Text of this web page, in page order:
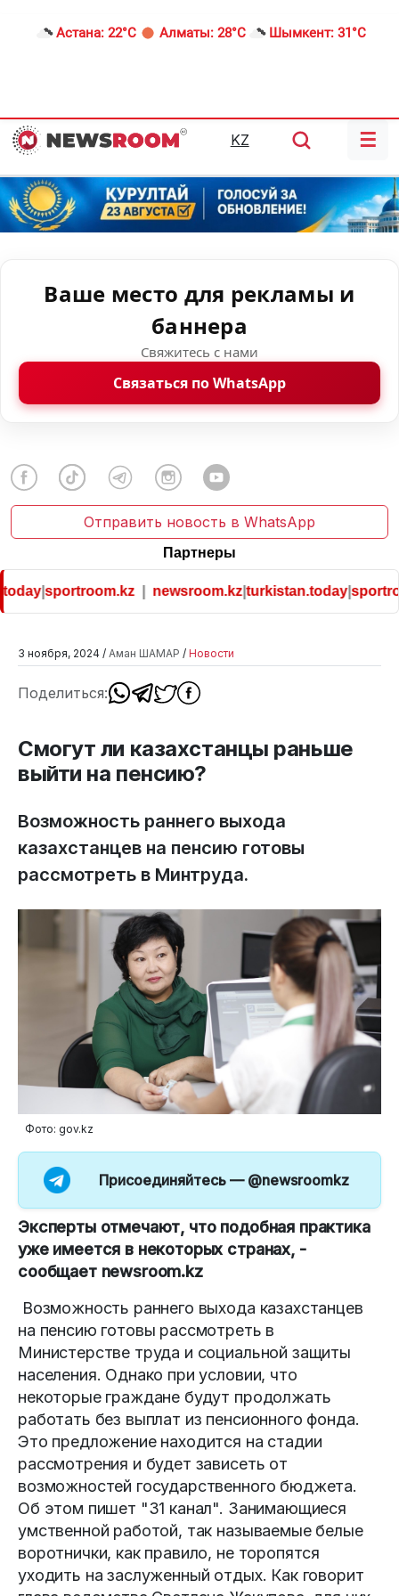
Астана: 22°C Алматы: 28°C Шымкент: 31°C
KZ ☰
Ваше место для рекламы и
баннера
Свяжитесь с нами
Связаться по WhatsApp
Отправить новость в WhatsApp
Партнеры
|sportroom.kz| newsroom.kz|turkistan.today|
3 ноября, 2024 / Аман ШАМАР / Новости
Поделиться:
Смогут ли казахстанцы раньше
выйти на пенсию?
Возможность раннего выхода
казахстанцев на пенсию готовы
рассмотреть в Минтруда.
Фото: gov.kz
Присоединяйтесь — @newsroomkz
Эксперты отмечают, что подобная практика
уже имеется в некоторых странах, -
сообщает newsroom.kz
Возможность раннего выхода казахстанцев
на пенсию готовы рассмотреть в
Министерстве труда и социальной защиты
населения. Однако при условии, что
некоторые граждане будут продолжать
работать без выплат из пенсионного фонда.
Это предложение находится на стадии
рассмотрения и будет зависеть от
возможностей государственного бюджета.
Об этом пишет "31 канал". Занимающиеся
умственной работой, так называемые белые
воротнички, как правило, не торопятся
уходить на заслуженный отдых. Как говорит